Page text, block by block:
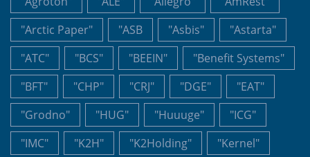
"Arctic Paper"
"ASB "Asbis"
"Astarta"
"ATC"
"BCS" "BEEIN"
"Benefit Systems"
"BFT"
"CHP" "CRJ" "DGE"
"EAT"
"Grodno"
"HUG" "Huuuge"
"ICG"
"IMC"
"K2H" "K2Holding"
"Kernel"